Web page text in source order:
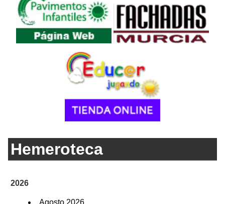
Hemeroteca
2026